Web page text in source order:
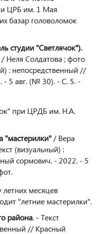
ЦРБ им. 1 Мая
базар головоломок
студии "Светлячок").
/ Неля Солдатова ; фото
: непосредственный //
- 5 авг. (№ 30). - С. 5. -
при ЦРДБ им. Н.А.
"мастерилки" / Вера
(визуальный) :
сормович. - 2022. - 5
месяцев
"летние мастерилки".
района. - Текст
// Красный